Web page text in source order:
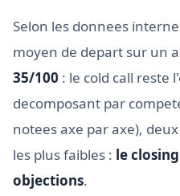
Selon les donnees
moyen de depart sur un
35/100 : le cold call reste
decomposant par
notees axe par axe),
les plus faibles : le
objections.